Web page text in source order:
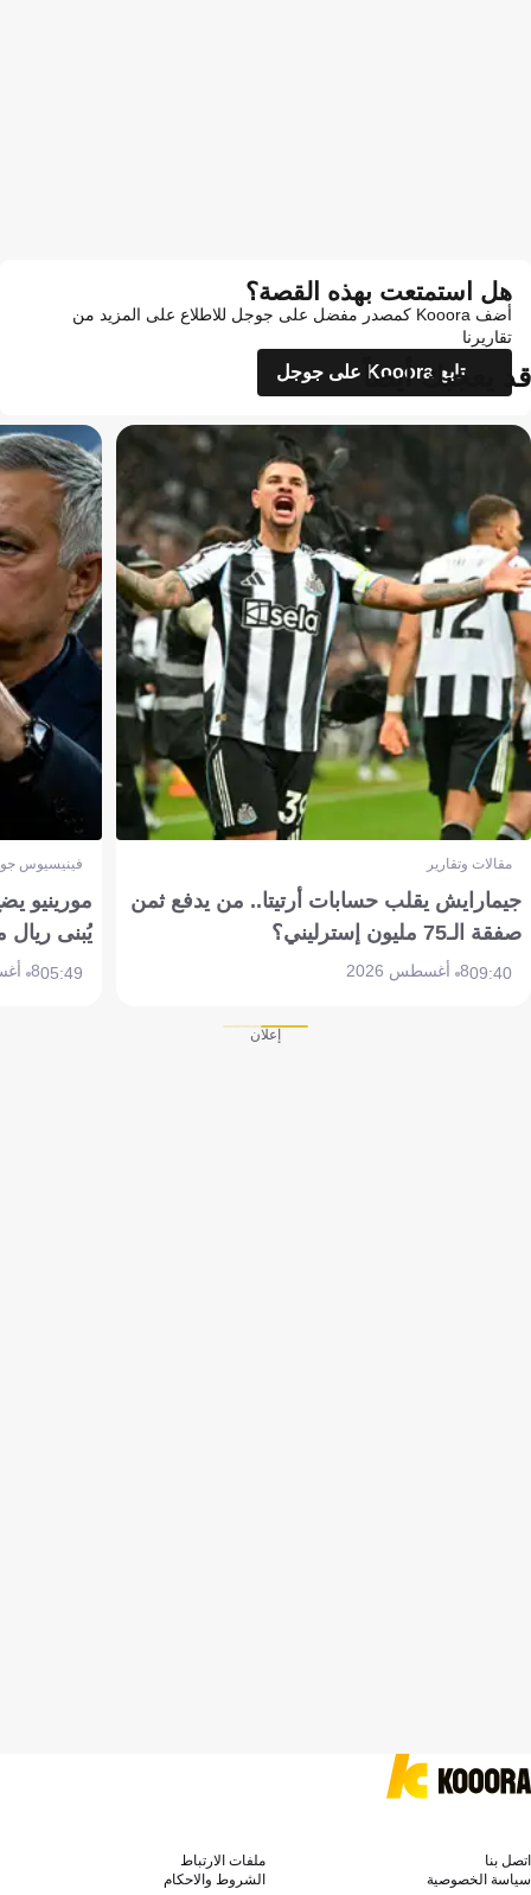
هل استمتعت بهذه القصة؟
أضف Kooora كمصدر مفضل على جوجل للاطلاع على المزيد من
تقاريرنا
تابع Kooora على جوجل
قد يعجبك أيضاً
مقالات وتقارير
جيمارايش يقلب حسابات أرتيتا.. من يدفع ثمن
صفقة الـ75 مليون إسترليني؟
09:408 أغسطس 2026
فينيسيوس
مورينيو
يُبنى ريال
05:498 أغسطس 2026
إعلان
اتصل بنا
ملفات الارتباط
سياسة الخصوصية
الشروط والاحكام